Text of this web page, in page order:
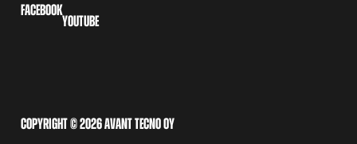
FACEBOOK
YOUTUBE
COPYRIGHT © 2026 AVANT TECNO OY